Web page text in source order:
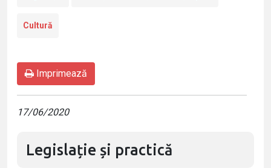
Cultură
Imprimează
17/06/2020
Legislație și practică